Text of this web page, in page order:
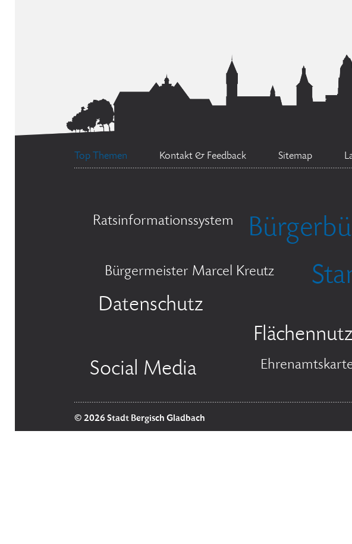
Top Themen Kontakt & Feedback Sitemap
Ratsinformationssystem
Bürgermeister Marcel Kreutz
Datenschutz
Social Media
© 2026 Stadt Bergisch Gladbach